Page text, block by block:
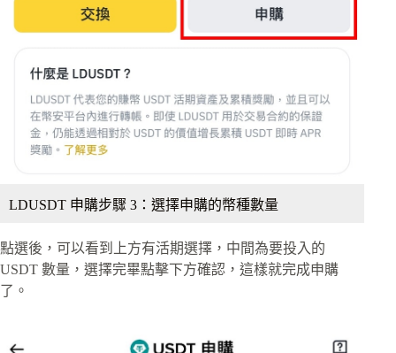
LDUSDT 申購步驟 3：選擇申購的幣種數量
點選後，可以看到上方有活期選擇，中間為要投入的
USDT 數量，選擇完畢點擊下方確認，這樣就完成申購
了。